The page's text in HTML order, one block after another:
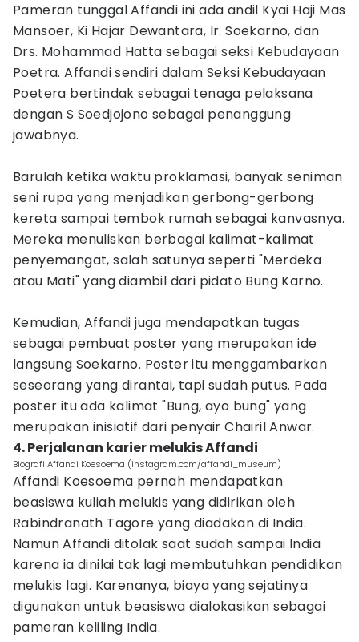
Pameran tunggal Affandi ini ada andil Kyai Haji Mas
Mansoer, Ki Hajar Dewantara, Ir. Soekarno, dan
Drs. Mohammad Hatta sebagai seksi Kebudayaan
Poetra. Affandi sendiri dalam Seksi Kebudayaan
Poetera bertindak sebagai tenaga pelaksana
dengan S Soedjojono sebagai penanggung
jawabnya.
Barulah ketika waktu proklamasi, banyak seniman
seni rupa yang menjadikan gerbong-gerbong
kereta sampai tembok rumah sebagai kanvasnya.
Mereka menuliskan berbagai kalimat-kalimat
penyemangat, salah satunya seperti "Merdeka
atau Mati" yang diambil dari pidato Bung Karno.
Kemudian, Affandi juga mendapatkan tugas
sebagai pembuat poster yang merupakan ide
langsung Soekarno. Poster itu menggambarkan
seseorang yang dirantai, tapi sudah putus. Pada
poster itu ada kalimat "Bung, ayo bung" yang
merupakan inisiatif dari penyair Chairil Anwar.
4. Perjalanan karier melukis Affandi
Biografi Affandi Koesoema (instagram.com/affandi_museum)
Affandi Koesoema pernah mendapatkan
beasiswa kuliah melukis yang didirikan oleh
Rabindranath Tagore yang diadakan di India.
Namun Affandi ditolak saat sudah sampai India
karena ia dinilai tak lagi membutuhkan pendidikan
melukis lagi. Karenanya, biaya yang sejatinya
digunakan untuk beasiswa dialokasikan sebagai
pameran keliling India.